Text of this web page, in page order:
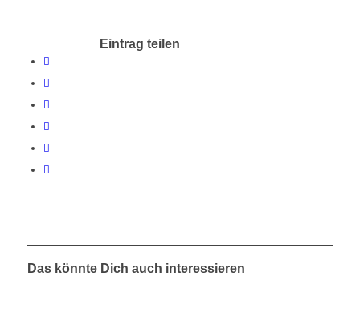
Eintrag teilen
Das könnte Dich auch interessieren